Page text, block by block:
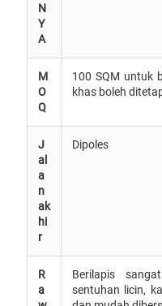
N
Y
A
M
O
Q
100 SQM untuk
khas boleh
J
al
a
n
ak
hi
r
Dipoles
R
a
Berilapis
sentuhan licin,